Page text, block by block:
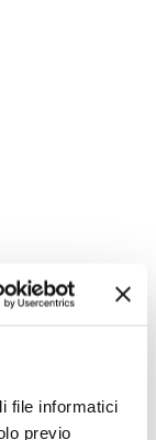
file informatici
previo